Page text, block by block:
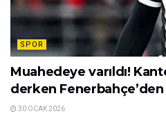
SPOR
Muahedeye varıldı!
derken
30 OCAK 2026